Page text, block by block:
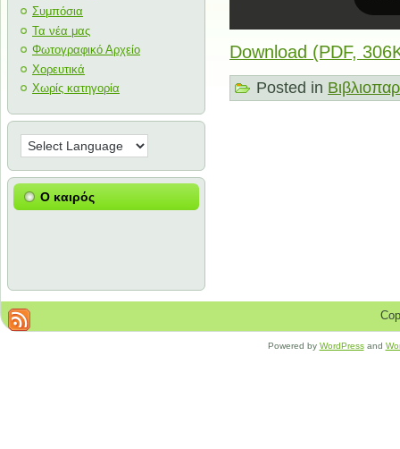
Συμπόσια
Τα νέα μας
Φωτογραφικό Αρχείο
Χορευτικά
Χωρίς κατηγορία
Ο καιρός
Download (PDF,
Posted in
Powered by WordPressand